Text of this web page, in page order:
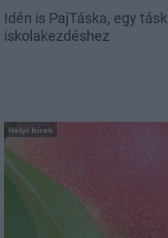
Idén is PajTáska, egy
iskolakezdéshez
Helyi hírek